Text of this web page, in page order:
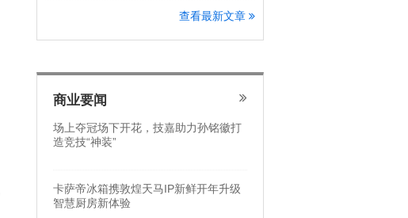
查看最新文章
商业要闻
场上夺冠场下开花，技嘉助力孙铭徽打
造竞技“神装”
卡萨帝冰箱携敦煌天马IP新鲜开年升级
智慧厨房新体验